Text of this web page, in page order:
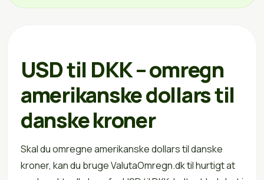
USD til DKK – omregn
amerikanske dollars til
danske kroner
Skal du omregne amerikanske dollars til danske
kroner, kan du bruge ValutaOmregn.dk til hurtigt at